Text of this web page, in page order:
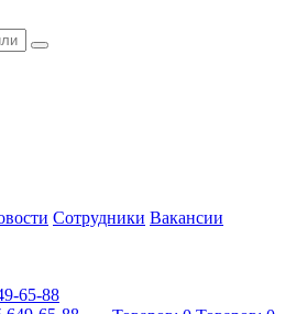
Сотрудники Вакансии
65-88